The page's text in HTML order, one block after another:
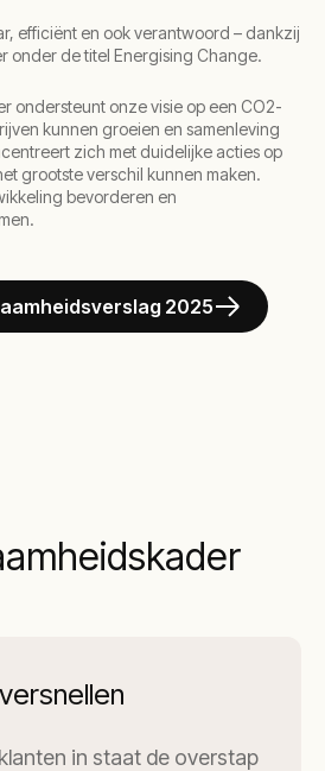
efficiënt en ook verantwoord – dankzij
onder de titel Energising Change.
ondersteunt onze visie op een CO2-
kunnen groeien en samenleving
zich met duidelijke acties op
grootste verschil kunnen maken.
bevorderen en
2025
in staat de overstap